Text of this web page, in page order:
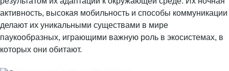
активность, высокая мобильность и способы коммуникации
делают их уникальными существами в мире
паукообразных, играющими важную роль в экосистемах, в
которых они обитают.